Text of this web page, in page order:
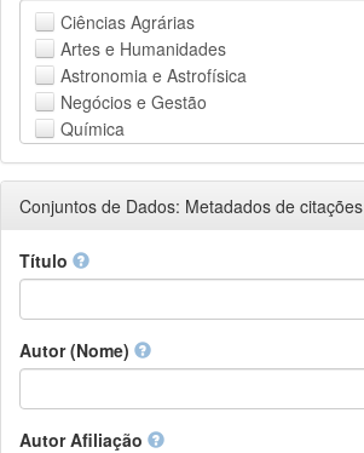
Ciências Agrárias
Artes e Humanidades
Astronomia e Astrofísica
Negócios e Gestão
Química
Ciências da Terra e do meio ambiente
Engenharia
Ciências matemáticas
Física
Ciências Sociais
Outros
Conjuntos de Dados: Metadados de citações
Título
Autor (Nome)
Autor Afiliação